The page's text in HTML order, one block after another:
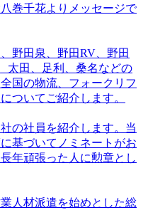
巻千花よりメッセージで
野田泉、野田RV、野田
太田、足利、桑名などの
国の物流、フォークリフ
ついてご紹介します。
の社員を紹介します。当
基づいてノミネートがお
年頑張った人に勲章とし
人材派遣を始めとした総